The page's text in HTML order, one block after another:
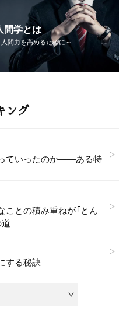
間学とは
人間力を高めるために～
ング
ていったのか——ある特
との積み重ねが「とん
する秘訣